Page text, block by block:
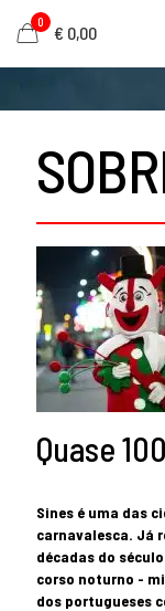
0
€ 0,00
Quase
Sines é uma das
carnavalesca. Já
décadas do
corso noturno -
dos portugueses